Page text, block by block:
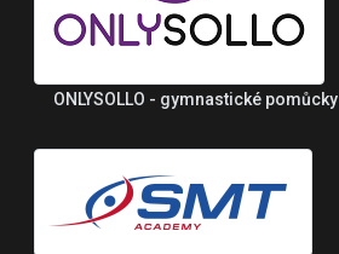
ONLYSOLLO - gymnastické pomůcky